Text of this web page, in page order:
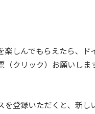
楽しんでもらえたら、ド
（クリック）お願いし
を登録いただくと、新し